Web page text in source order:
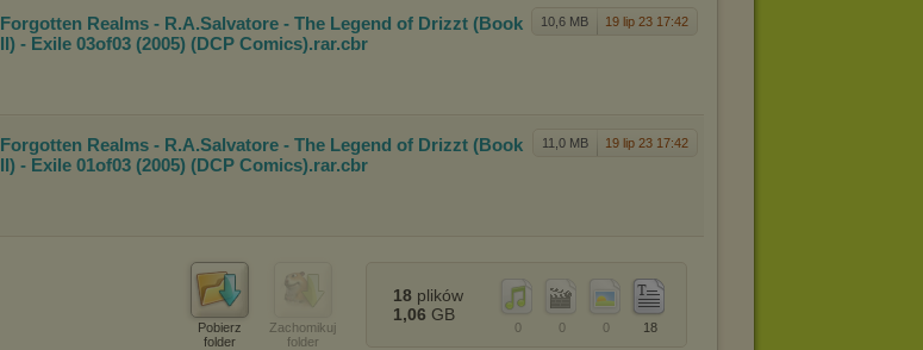
10,6 MB 19 lip 23 17:42
Forgotten Realms - R.A.Salvatore - The Legend of Drizzt (Book
II) - Exile 03of03 (2005) (DCP Comics).rar.cbr
11,0 MB 19 lip 23 17:42
Forgotten Realms - R.A.Salvatore - The Legend of Drizzt (Book
II) - Exile 01of03 (2005) (DCP Comics).rar.cbr
Pobierz
folder
Zachomikuj
folder
18
0
0
0
18 plików
1,06 GB